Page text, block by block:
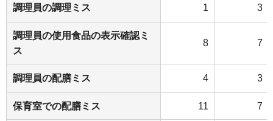
調理員の調理ミス 1 3
調理員の使用食品の表示確認ミ
ス
8 7
調理員の配膳ミス 4 3
保育室での配膳ミス 11 7